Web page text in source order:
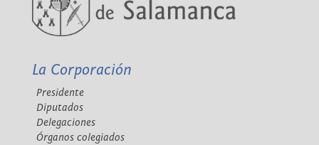
La Corporación
Presidente
Diputados
Delegaciones
Órganos colegiados